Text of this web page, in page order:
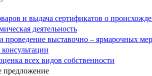
и выдача сертификатов о
деятельность
проведение выставочно – ярмарочных
всех видов собственности
предложение